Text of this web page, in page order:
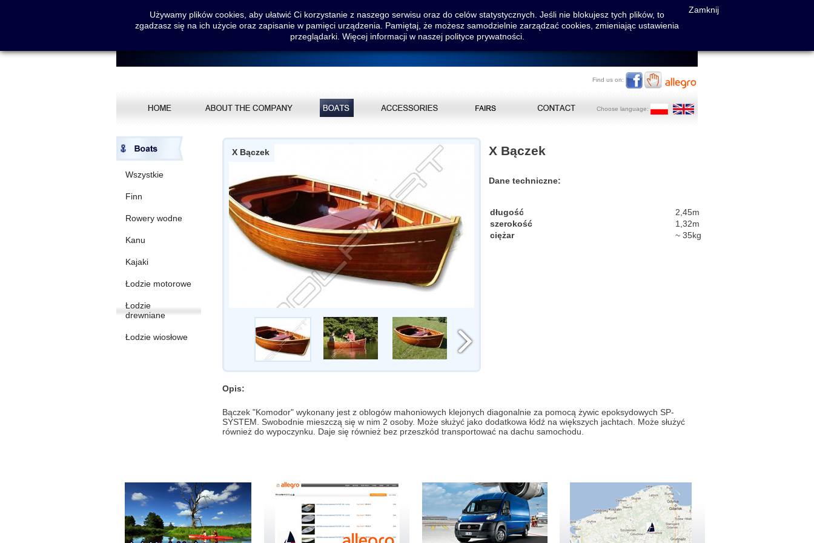
Find us on:
Choose language:
Wszystkie
Finn
Rowery wodne
Kanu
Kajaki
Łodzie motorowe
Łodzie
drewniane
Łodzie wiosłowe
X Bączek X Bączek
Dane techniczne:
długość
2,45m
szerokość
1,32m
ciężar
~ 35kg
Opis:
Bączek "Komodor" wykonany jest z oblogów mahoniowych klejonych diagonalnie za pomocą żywic epoksydowych SP-
SYSTEM. Swobodnie mieszczą się w nim 2 osoby. Może służyć jako dodatkowa łódź na większych jachtach. Może służyć
również do wypoczynku. Daje się również bez przeszkód transportować na dachu samochodu.
Używamy plików cookies, aby ułatwić Ci korzystanie z naszego serwisu oraz do celów statystycznych. Jeśli nie blokujesz tych plików, to
zgadzasz się na ich użycie oraz zapisanie w pamięci urządzenia. Pamiętaj, że możesz samodzielnie zarządzać cookies, zmieniając ustawienia
przeglądarki. Więcej informacji w naszej polityce prywatności.
Zamknij